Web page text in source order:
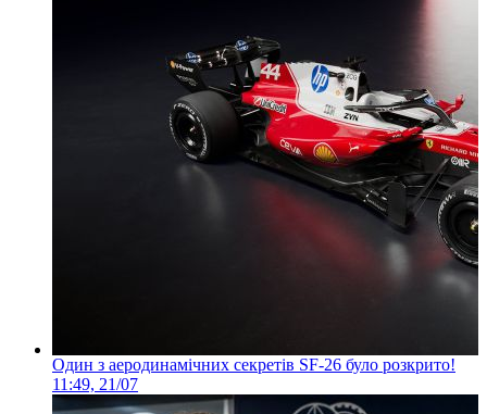
Один з аеродинамічних секретів SF-26 було розкрито!
11:49, 21/07